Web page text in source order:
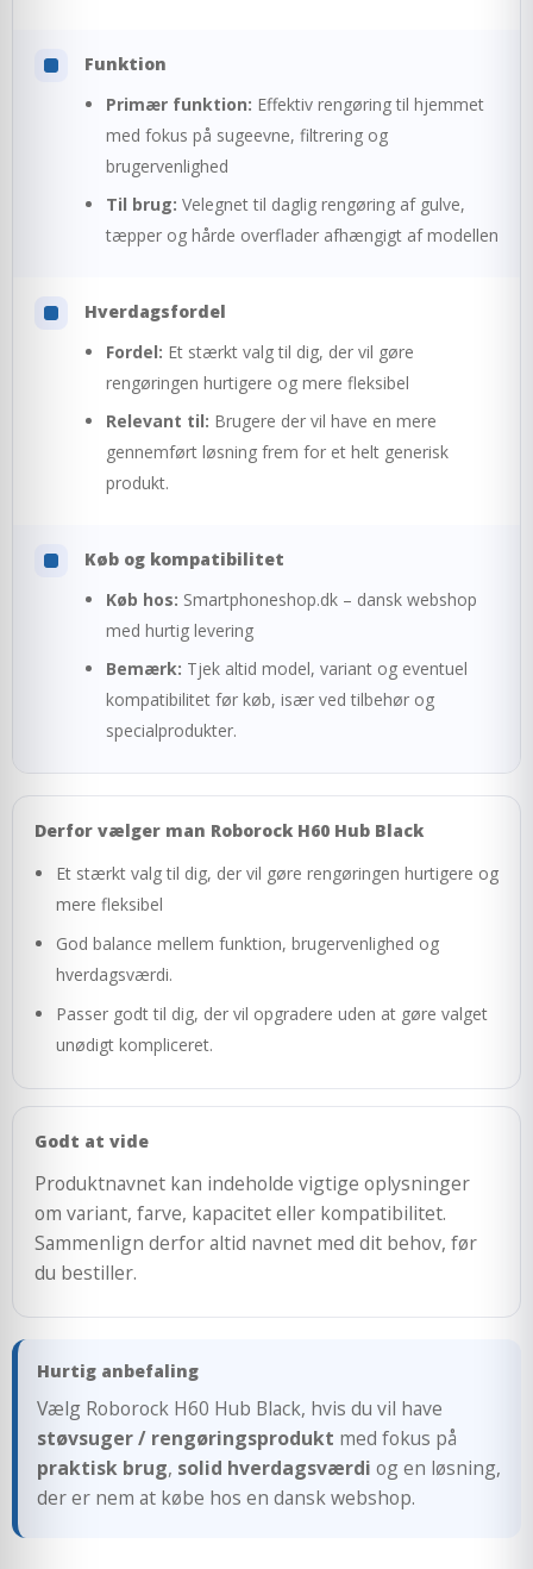
Funktion
Primær funktion: Effektiv rengøring til hjemmet
med fokus på sugeevne, filtrering og
brugervenlighed
Til brug: Velegnet til daglig rengøring af gulve,
tæpper og hårde overflader afhængigt af modellen
Hverdagsfordel
Fordel: Et stærkt valg til dig, der vil gøre
rengøringen hurtigere og mere fleksibel
Relevant til: Brugere der vil have en mere
gennemført løsning frem for et helt generisk
produkt.
Køb og kompatibilitet
Køb hos: Smartphoneshop.dk – dansk webshop
med hurtig levering
Bemærk: Tjek altid model, variant og eventuel
kompatibilitet før køb, især ved tilbehør og
specialprodukter.
Derfor vælger man Roborock H60 Hub Black
Et stærkt valg til dig, der vil gøre rengøringen hurtigere og
mere fleksibel
God balance mellem funktion, brugervenlighed og
hverdagsværdi.
Passer godt til dig, der vil opgradere uden at gøre valget
unødigt kompliceret.
Godt at vide
Produktnavnet kan indeholde vigtige oplysninger
om variant, farve, kapacitet eller kompatibilitet.
Sammenlign derfor altid navnet med dit behov, før
du bestiller.
Hurtig anbefaling
Vælg Roborock H60 Hub Black, hvis du vil have
støvsuger / rengøringsprodukt med fokus på
praktisk brug, solid hverdagsværdi og en løsning,
der er nem at købe hos en dansk webshop.